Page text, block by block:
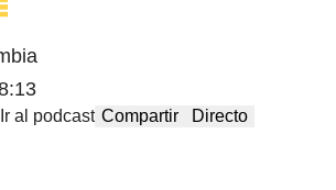
Ir al podcast Compartir Directo